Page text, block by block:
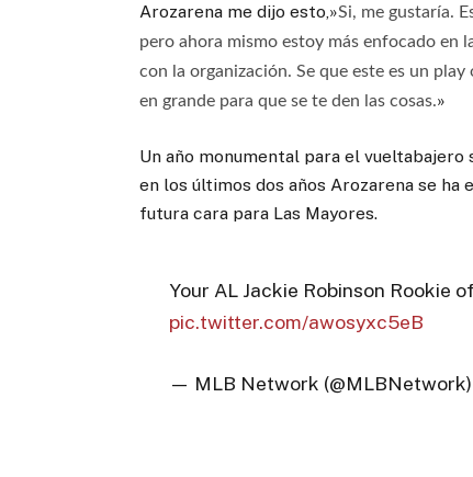
Arozarena me dijo esto,»Si, me gustaría.
pero ahora mismo estoy más enfocado en
con la organización. Se que este es un
en grande para que se te den las cosas.»
Un año monumental para el
en los últimos dos años Arozarena se
futura cara para Las Mayores.
Your AL Jackie Robinson Rookie
pic.twitter.com/awosyxc5eB
— MLB Network (@MLBNetwork)